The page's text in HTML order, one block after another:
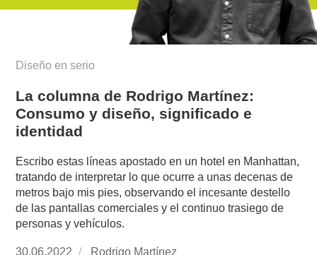
Diseño en serio
La columna de Rodrigo Martínez:
Consumo y diseño, significado e
identidad
Escribo estas líneas apostado en un hotel en Manhattan,
tratando de interpretar lo que ocurre a unas decenas de
metros bajo mis pies, observando el incesante destello
de las pantallas comerciales y el continuo trasiego de
personas y vehículos.
Publicado
30.06.2022 https://www.experimenta.es/author/rodrigo-
Rodrigo Martínez